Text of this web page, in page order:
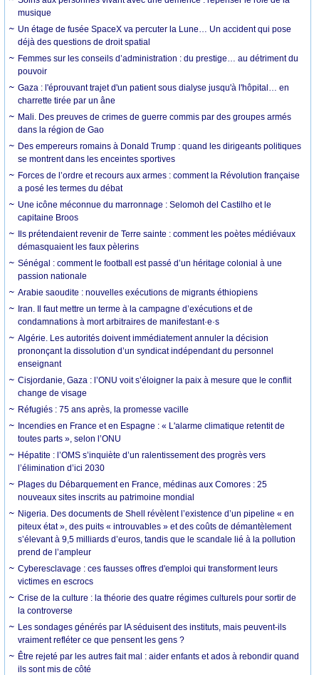
musique
Un étage de fusée SpaceX va percuter la Lune… Un accident qui pose
déjà des questions de droit spatial
Femmes sur les conseils d’administration : du prestige… au détriment du
pouvoir
Gaza : l'éprouvant trajet d'un patient sous dialyse jusqu'à l'hôpital… en
charrette tirée par un âne
Mali. Des preuves de crimes de guerre commis par des groupes armés
dans la région de Gao
Des empereurs romains à Donald Trump : quand les dirigeants politiques
se montrent dans les enceintes sportives
Forces de l’ordre et recours aux armes : comment la Révolution française
a posé les termes du débat
Une icône méconnue du marronnage : Selomoh del Castilho et le
capitaine Broos
Ils prétendaient revenir de Terre sainte : comment les poètes médiévaux
démasquaient les faux pèlerins
Sénégal : comment le football est passé d’un héritage colonial à une
passion nationale
Arabie saoudite : nouvelles exécutions de migrants éthiopiens
Iran. Il faut mettre un terme à la campagne d’exécutions et de
condamnations à mort arbitraires de manifestant·e·s
Algérie. Les autorités doivent immédiatement annuler la décision
prononçant la dissolution d’un syndicat indépendant du personnel
enseignant
Cisjordanie, Gaza : l’ONU voit s’éloigner la paix à mesure que le conflit
change de visage
Réfugiés : 75 ans après, la promesse vacille
Incendies en France et en Espagne : « L'alarme climatique retentit de
toutes parts », selon l’ONU
Hépatite : l’OMS s’inquiète d’un ralentissement des progrès vers
l’élimination d’ici 2030
Plages du Débarquement en France, médinas aux Comores : 25
nouveaux sites inscrits au patrimoine mondial
Nigeria. Des documents de Shell révèlent l’existence d’un pipeline « en
piteux état », des puits « introuvables » et des coûts de démantèlement
s’élevant à 9,5 milliards d’euros, tandis que le scandale lié à la pollution
prend de l’ampleur
Cyberesclavage : ces fausses offres d'emploi qui transforment leurs
victimes en escrocs
Crise de la culture : la théorie des quatre régimes culturels pour sortir de
la controverse
Les sondages générés par IA séduisent des instituts, mais peuvent-ils
vraiment refléter ce que pensent les gens ?
Être rejeté par les autres fait mal : aider enfants et ados à rebondir quand
ils sont mis de côté